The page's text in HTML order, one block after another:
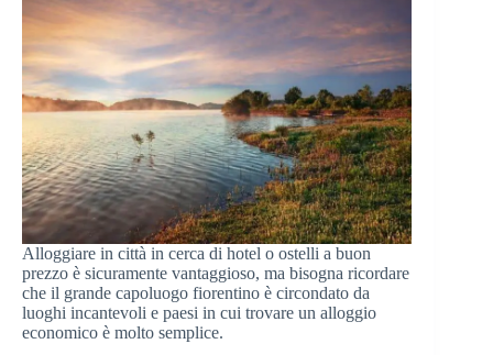
Alloggiare in città in cerca di hotel o ostelli a buon
prezzo è sicuramente vantaggioso, ma bisogna ricordare
che il grande capoluogo fiorentino è circondato da
luoghi incantevoli e paesi in cui trovare un alloggio
economico è molto semplice.